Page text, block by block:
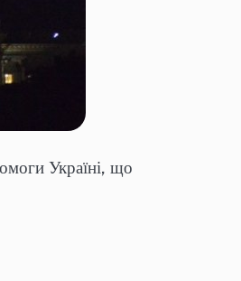
Україні, що